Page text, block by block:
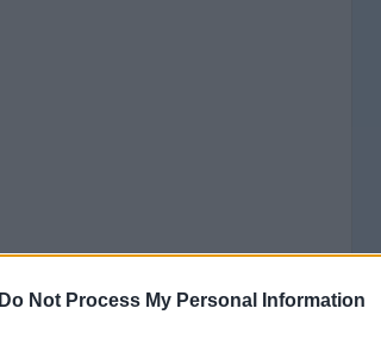
Do Not Process My Personal Information